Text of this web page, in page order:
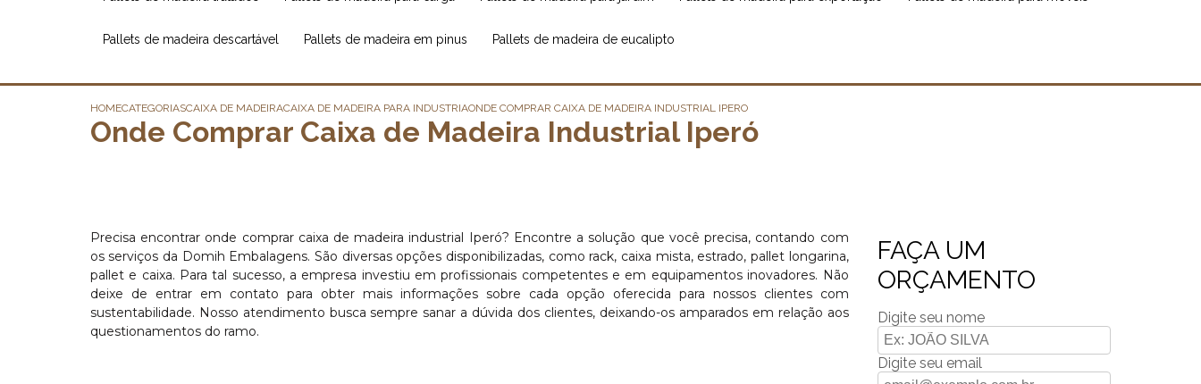
pallets de madeira descartável pallets de madeira em pinus pallets de madeira de eucalipto
HOMECATEGORIASCAIXA DE MADEIRACAIXA DE MADEIRA PARA INDUSTRIAONDE COMPRAR CAIXA DE MADEIRA INDUSTRIAL IPERO
Onde Comprar Caixa de Madeira Industrial Iperó
Precisa encontrar onde comprar caixa de madeira industrial Iperó? Encontre a solução que você precisa, contando com
os serviços da Domih Embalagens. São diversas opções disponibilizadas, como rack, caixa mista, estrado, pallet longarina,
pallet e caixa. Para tal sucesso, a empresa investiu em profissionais competentes e em equipamentos inovadores. Não
deixe de entrar em contato para obter mais informações sobre cada opção oferecida para nossos clientes com
sustentabilidade. Nosso atendimento busca sempre sanar a dúvida dos clientes, deixando-os amparados em relação aos
questionamentos do ramo.
FAÇA UM
ORÇAMENTO
Digite seu nome
Digite seu email